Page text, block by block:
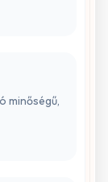
minőségű,